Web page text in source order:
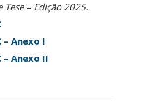
Tese– Edição 2025.
– Anexo I
– Anexo II